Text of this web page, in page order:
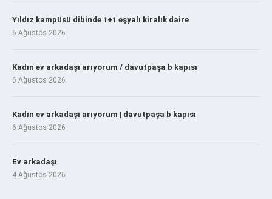
Yıldız kampüsü dibinde 1+1 eşyalı kiralık daire
6 Ağustos 2026
Kadın ev arkadaşı arıyorum / davutpaşa b kapısı
6 Ağustos 2026
Kadın ev arkadaşı arıyorum | davutpaşa b kapısı
6 Ağustos 2026
Ev arkadaşı
4 Ağustos 2026